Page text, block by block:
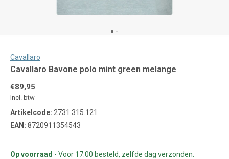
Cavallaro
Cavallaro Bavone polo mint green melange
€89,95
Incl. btw
Artikelcode: 2731.315.121
EAN: 8720911354543
Op voorraad - Voor 17:00 besteld, zelfde dag verzonden.